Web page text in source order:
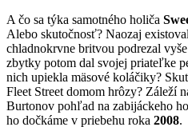
A čo sa týka samotného holiča
Alebo skutočnosť? Naozaj
chladnokrvne britvou podrezal
zbytky potom dal svojej priateľke
nich upiekla mäsové koláčiky?
Fleet Street domom hrôzy? Záleží
Burtonov pohľad na zabijáckeho
ho dočkáme v priebehu roka 2008.